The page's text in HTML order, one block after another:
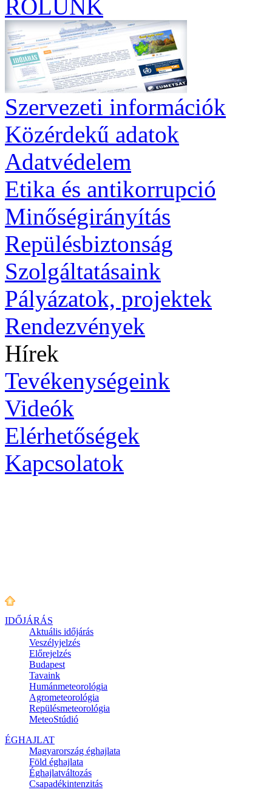
RÓLUNK
Szervezeti információk
Közérdekű adatok
Adatvédelem
Etika és antikorrupció
Minőségirányítás
Repülésbiztonság
Szolgáltatásaink
Pályázatok, projektek
Rendezvények
Hírek
Tevékenységeink
Videók
Elérhetőségek
Kapcsolatok
IDŐJÁRÁS
Aktuális időjárás
Veszélyjelzés
Előrejelzés
Budapest
Tavaink
Humánmeteorológia
Agrometeorológia
Repülésmeteorológia
MeteoStúdió
ÉGHAJLAT
Magyarország éghajlata
Föld éghajlata
Éghajlatváltozás
Csapadékintenzitás